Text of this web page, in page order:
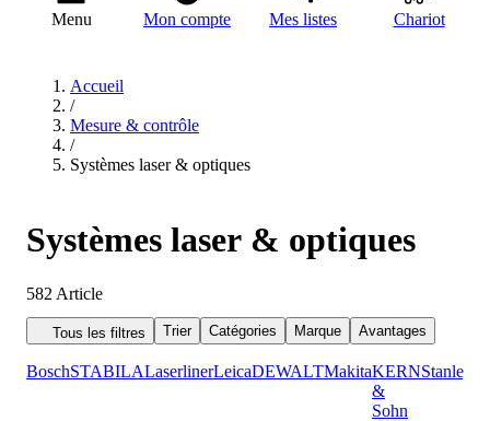
Menu Mon compte Mes listes Chariot
Accueil
/
Mesure & contrôle
/
Systèmes laser & optiques
Systèmes laser & optiques
582 Article
Tous les filtres Trier Catégories Marque Avantages
BoschSTABILALaserlinerLeicaDEWALTMakitaKERN
&
Sohn
Stanley